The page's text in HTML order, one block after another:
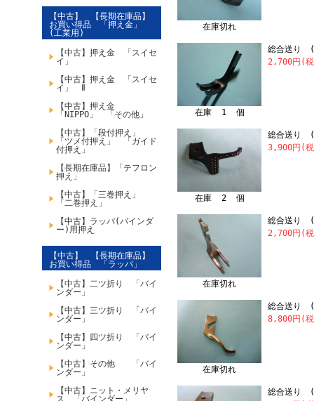
【中古】 【長期在庫品】
お買い得品 「押え金」
(工業用)
【中古】押え金 「スイセ
イ」
【中古】押え金 「スイセ
イ」 Ⅱ
【中古】押え金
「NIPPO」 「その他」
【中古】「段付押え」
「ツメ付押え」 「ガイド
付押え」
【長期在庫品】「テフロン
押え」
【中古】「三巻押え」
「二巻押え」
【中古】ラッパ(バインダ
ー)用押え
【中古】 【長期在庫品】
お買い得品 「ラッパ」
【中古】二ツ折り 「バイ
ンダー」
【中古】三ツ折り 「バイ
ンダー」
【中古】四ツ折り 「バイ
ンダー」
【中古】その他 「バイ
ンダー」
【中古】ニット・メリヤ
ス 「バインダー」
在庫切れ
在庫 1 個
総合送り
2,700円(
在庫 2 個
総合送り
3,900円(
在庫切れ
総合送り
2,700円(
在庫切れ
総合送り (
8,800円(
総合送り